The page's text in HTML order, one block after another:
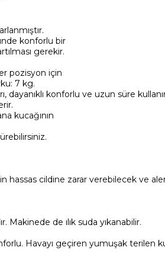
konforlu bir
gerekir.
pozisyon için
7 kg.
konforlu ve uzun süre
kucağının
hassas cildine zarar verebilecek ve
Makinede de ılık suda yıkanabilir.
Havayı geçiren yumuşak terilen